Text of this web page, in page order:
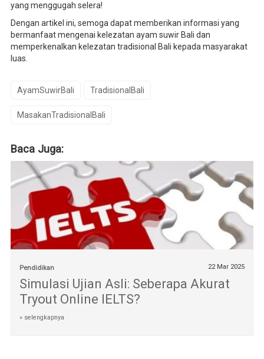
yang menggugah selera!
Dengan artikel ini, semoga dapat memberikan informasi yang
bermanfaat mengenai kelezatan ayam suwir Bali dan
memperkenalkan kelezatan tradisional Bali kepada masyarakat
luas.
AyamSuwirBali TradisionalBali
MasakanTradisionalBali
Baca Juga:
Pendidikan 22 Mar 2025
Simulasi Ujian Asli: Seberapa Akurat
Tryout Online IELTS?
» selengkapnya